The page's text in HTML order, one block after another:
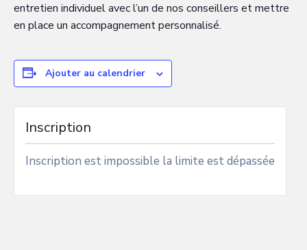
entretien individuel avec l’un de nos conseillers et mettre
en place un accompagnement personnalisé.
Ajouter au calendrier
Inscription
Inscription est impossible la limite est dépassée